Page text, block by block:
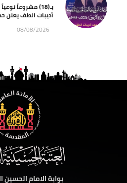
أديبات الطف يعلن
08/08/2026
بوابة الامام الحسين